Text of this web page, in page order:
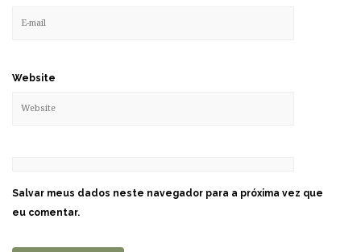
Website
Salvar meus dados neste navegador para a próxima vez que
eu comentar.